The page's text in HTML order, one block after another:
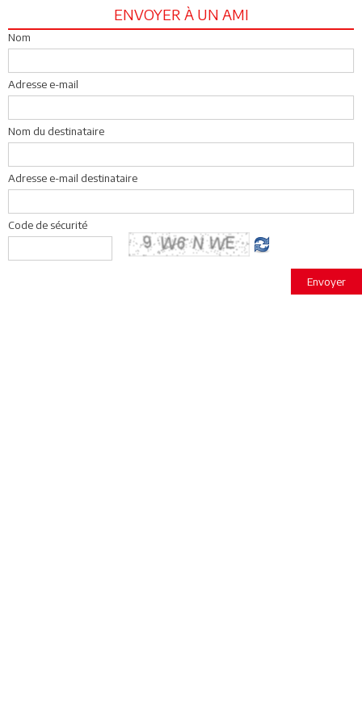
ENVOYER À UN AMI
Nom
Adresse e-mail
Nom du destinataire
Adresse e-mail destinataire
Code de sécurité
Envoyer